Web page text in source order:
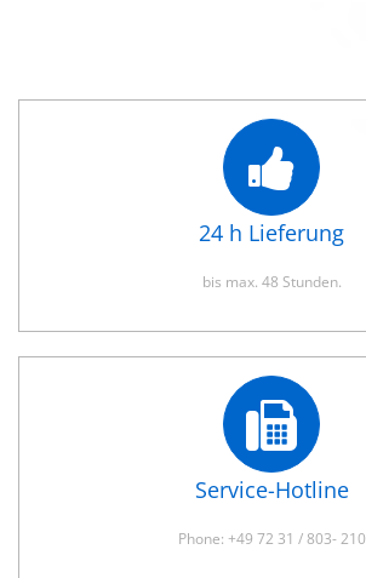
24 h Lieferung
bis max. 48 Stunden.
Service-Hotline
Phone: +49 72 31 / 803- 210